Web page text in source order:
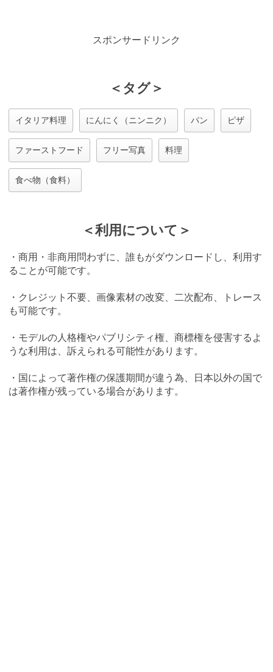
スポンサードリンク
＜タグ＞
イタリア料理 にんにく（ニンニク） パン ピザ
ファーストフード フリー写真 料理
食べ物（食料）
＜利用について＞
・商用・非商用問わずに、誰もがダウンロードし、利用す
ることが可能です。
・クレジット不要、画像素材の改変、二次配布、トレース
も可能です。
・モデルの人格権やパブリシティ権、商標権を侵害するよ
うな利用は、訴えられる可能性があります。
・国によって著作権の保護期間が違う為、日本以外の国で
は著作権が残っている場合があります。